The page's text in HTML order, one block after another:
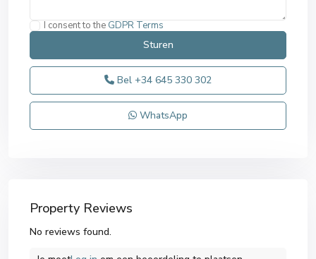
I consent to the GDPR Terms
Bel +34 645 330 302
WhatsApp
Property Reviews
No reviews found.